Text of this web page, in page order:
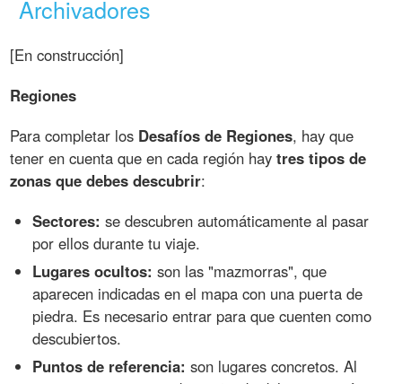
Archivadores
[En construcción]
Regiones
Para completar los Desafíos de Regiones, hay que
tener en cuenta que en cada región haytres tipos de
zonas que debes descubrir:
Sectores: se descubren automáticamente al pasar
por ellos durante tu viaje.
Lugares ocultos: son las "mazmorras", que
aparecen indicadas en el mapa con una puerta de
piedra. Es necesario entrar para que cuenten como
descubiertos.
Puntos de referencia: son lugares concretos. Al